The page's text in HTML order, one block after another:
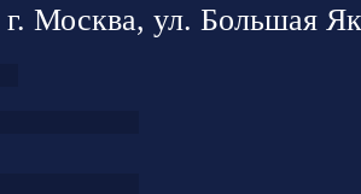
г. Москва, ул. Большая